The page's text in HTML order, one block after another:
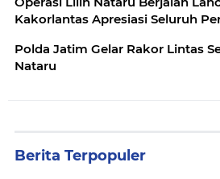
Kakorlantas Apresiasi Seluruh
Polda Jatim Gelar Rakor Lintas
Nataru
Berita Terpopuler